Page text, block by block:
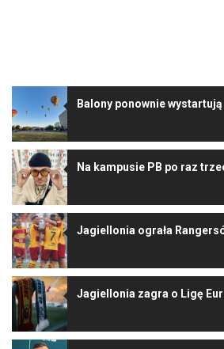
Balony ponownie wystartują
Na kampusie PB po raz
Jagiellonia ograła
Jagiellonia zagra o Ligę